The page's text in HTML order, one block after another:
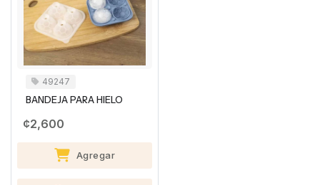
49247
BANDEJA PARA HIELO
¢2,600
Agregar